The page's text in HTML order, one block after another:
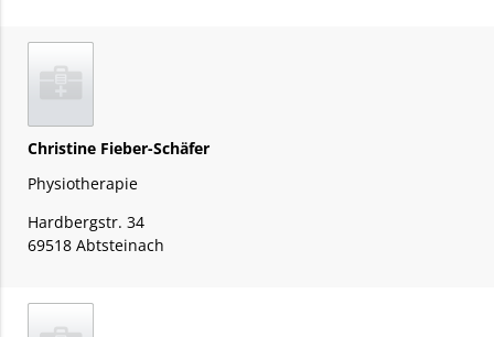
Christine Fieber-Schäfer
Physiotherapie
Hardbergstr. 34
69518 Abtsteinach